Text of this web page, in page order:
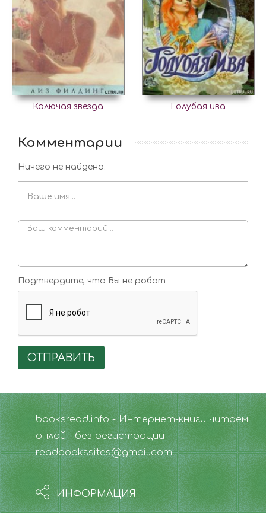
Колючая звезда Голубая ива
Комментарии
Ничего не найдено.
Подтвердите, что Вы не робот
ОТПРАВИТЬ
booksread.info - Интернет-книги читаем
онлайн без регистрации
readbookssites@gmail.com
ИНФОРМАЦИЯ